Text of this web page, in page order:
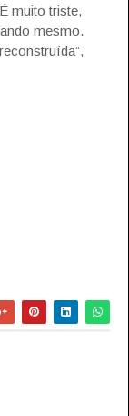
muito triste,
mesmo.